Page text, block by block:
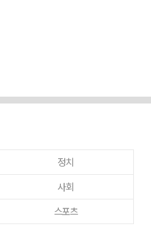
정치
사회
스포츠